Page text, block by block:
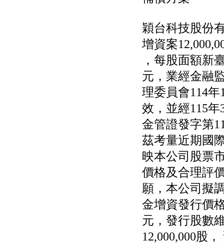
穎台科技股份
增資案
，每股面額新
元，業經金融
理委員會114年
效，並經115年
金管證發字第
茲考量近期國
映本公司股票
價格及合理評
願，本公司擬
金增資發行價
元，發行股數
12,000,000股